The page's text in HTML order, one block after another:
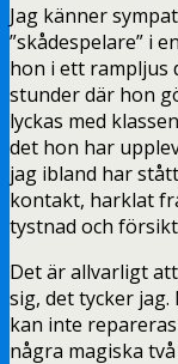
Jag känner
”skådespelare” i
hon i ett rampljus
stunder där hon
lyckas med
det hon har
jag ibland har
kontakt, harklat
tystnad och
Det är allvarligt
sig, det tycker
kan inte
några magiska